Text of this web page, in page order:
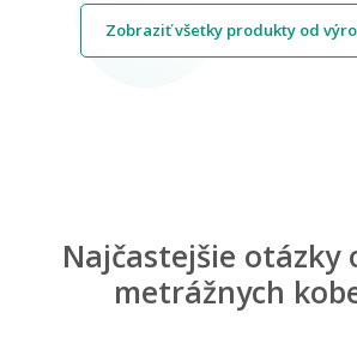
Zobraziť všetky produkty od
Najčastejšie otázky
metrážnych